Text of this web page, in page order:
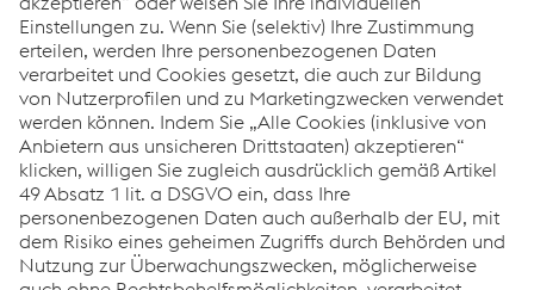
Events
Innovation & Technologie